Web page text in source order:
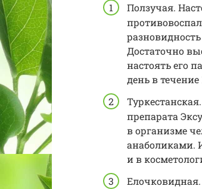
Ползучая.
Достаточно
настоять его
день в течение
препарата
в организме
анаболиками.
и в
Елочковидная.